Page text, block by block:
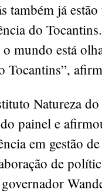
também já
do
o mundo está
Tocantins”,
Natureza
painel e
em gestão
de